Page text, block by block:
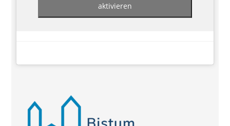
aktivieren